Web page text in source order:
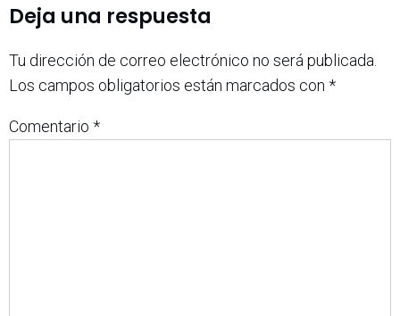
Deja una respuesta
Tu dirección de correo electrónico no será publicada.
Los campos obligatorios están marcados con *
Comentario *